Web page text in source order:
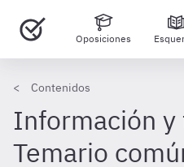
Oposiciones
Contenidos
Información y
Temario